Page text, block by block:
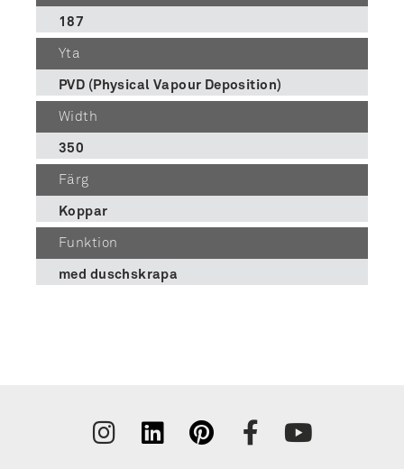
187
Yta
PVD (Physical Vapour Deposition)
Width
350
Färg
Koppar
Funktion
med duschskrapa